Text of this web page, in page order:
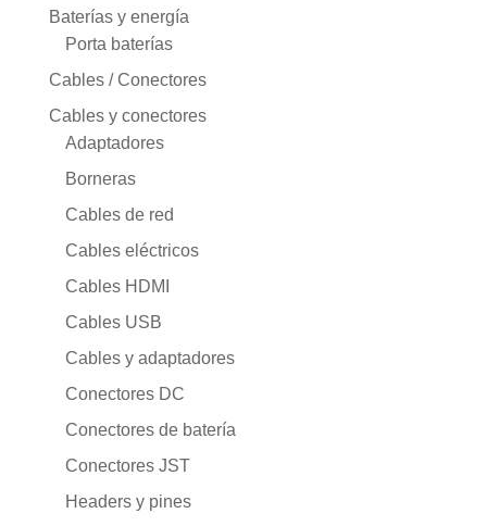
Baterías y energía
Porta baterías
Cables / Conectores
Cables y conectores
Adaptadores
Borneras
Cables de red
Cables eléctricos
Cables HDMI
Cables USB
Cables y adaptadores
Conectores DC
Conectores de batería
Conectores JST
Headers y pines